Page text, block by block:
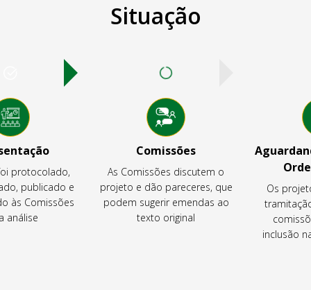
Situação
protocolado,
publicado e
às Comissões
análise
Comissões
As Comissões discutem o
projeto e dão pareceres, que
podem sugerir emendas ao
texto original
Os
inclusão